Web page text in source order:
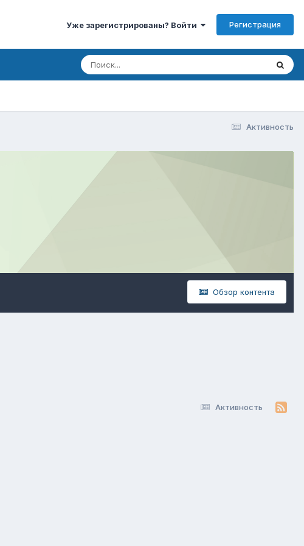
Уже зарегистрированы? Войти Регистрация
Активность
Обзор контента
Активность